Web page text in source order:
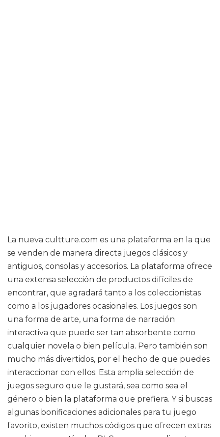
La nueva cultture.com es una plataforma en la que
se venden de manera directa juegos clásicos y
antiguos, consolas y accesorios. La plataforma ofrece
una extensa selección de productos difíciles de
encontrar, que agradará tanto a los coleccionistas
como a los jugadores ocasionales. Los juegos son
una forma de arte, una forma de narración
interactiva que puede ser tan absorbente como
cualquier novela o bien película. Pero también son
mucho más divertidos, por el hecho de que puedes
interaccionar con ellos. Esta amplia selección de
juegos seguro que le gustará, sea como sea el
género o bien la plataforma que prefiera. Y si buscas
algunas bonificaciones adicionales para tu juego
favorito, existen muchos códigos que ofrecen extras